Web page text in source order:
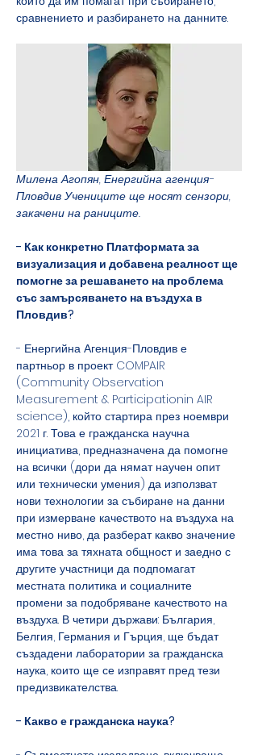
сравнението и разбирането на данните.
Милена Агопян, Енергийна агенция-
Пловдив Учениците ще носят сензори,
закачени на раниците.
- Как конкретно Платформата за
визуализация и добавена реалност ще
помогне за решаването на проблема
със замърсяването на въздуха в
Пловдив?
- Енергийна Агенция-Пловдив е
партньор в проект COMPAIR
(Community Observation
Measurement & Participationin AIR
science), който стартира през ноември
2021 г. Това е гражданска научна
инициатива, предназначена да помогне
на всички (дори да нямат научен опит
или технически умения) да използват
нови технологии за събиране на данни
при измерване качеството на въздуха на
местно ниво, да разберат какво значение
има това за тяхната общност и заедно с
другите участници да подпомагат
местната политика и социалните
промени за подобряване качеството на
въздуха. В четири държави: България,
Белгия, Германия и Гърция, ще бъдат
създадени лаборатории за гражданска
наука, които ще се изправят пред тези
предизвикателства.
- Какво е гражданска наука?